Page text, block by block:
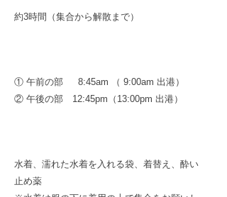
約3時間（集合から解散まで）
① 午前の部 8:45am （ 9:00am 出港）
​② 午後の部 12:45pm（13:00pm 出港）
水着、濡れた水着を入れる袋、着替え、酔い
止め薬